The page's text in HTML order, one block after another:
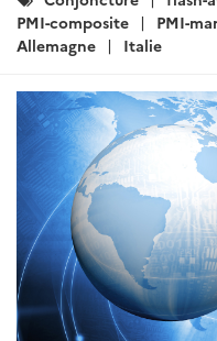
:
PMI-composite
PMI-
Allemagne
Italie